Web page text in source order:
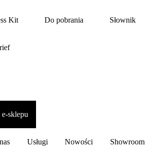
Kit Do pobrania Słownik
sklepu
Usługi Nowości Showroom